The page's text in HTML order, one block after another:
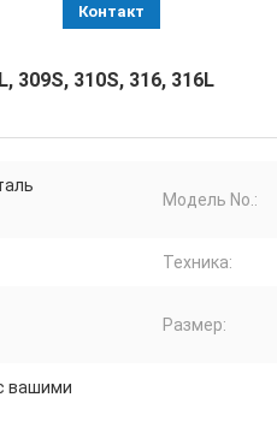
Контакт
309S, 310S, 316, 316L
Модель No.:
Техника:
Размер:
вашими